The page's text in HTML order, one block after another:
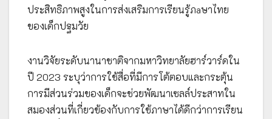
ประสิทธิภาพสูงในการส่งเสริมการเรียนรู้ภaษาไทย
ของเด็กปฐมวัย
งานวิจัยระดับนานาชาติจากมหาวิทยาลัยฮาร์วาร์ดใน
ปี 2023 ระบุว่าการใช้สื่อที่มีการโต้ตอบและกระตุ้น
การมีส่วนร่วมของเด็กจะช่วยพัฒนาเซลล์ประสาทใน
สมองส่วนที่เกี่ยวข้องกับการใช้ภาษาได้ดีกว่าการเรียน